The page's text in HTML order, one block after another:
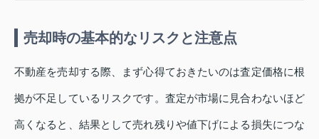
売却時の基本的なリスクと注意点
不動産を売却する際、まず心得ておきたいのは査定価格に根
拠が不足しているリスクです。査定が市場に見合わないほど
高くなると、結果として売れ残りや値下げによる損失につな